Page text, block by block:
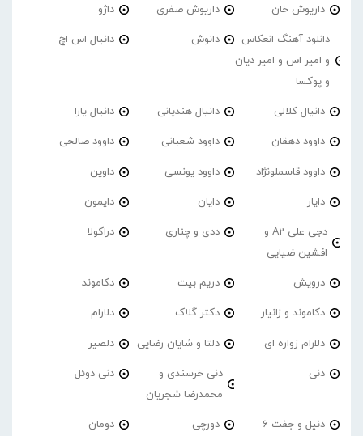
داریوش خان داریوش صفری داژو
دانلود آهنگ انعکاس
و امیر اس و امیر دیان
و پوکسا
دانوش دانیال اس اچ
دانیال کلالی دانیال هندیانی دانیال یارا
داوود دهقان داوود شعبانی داوود صالحی
داوود قاسملونژاد داوود یونسی داوین
دایار دایان دایمون
دجی علی A2 و
افشین ضیایی
ددی و چناری دراکولا
درویش دریم بیت دکاموند
دکاموند و زانیار دکتر گلاک دلارام
دلارام زواره ای دلتا و شایان رضایی دلصیر
دنی
دنی خرسندی و
محمدرضا شجریان
دنی دوئل
دنیل و جفت 6 دورچی دومان